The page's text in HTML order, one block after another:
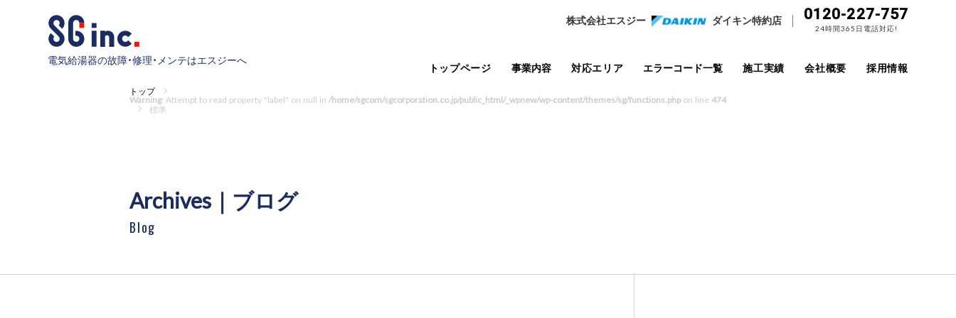
電気給湯器の故障・修理・メンテはエスジーへ
株式会社エスジー ダイキン特約店 0120-227-757
24時間365日電話対応!
トップページ 事業内容 対応エリア エラーコード一覧 施工実績 会社概要 採用情報
トップ
Warning: Attempt to read property "label" on null in /home/sgcom/sgcorporation.co.jp/public_html/_wpnew/wp-content/themes/sg/functions.php on line 474
標準
Archives｜ブログ
Blog